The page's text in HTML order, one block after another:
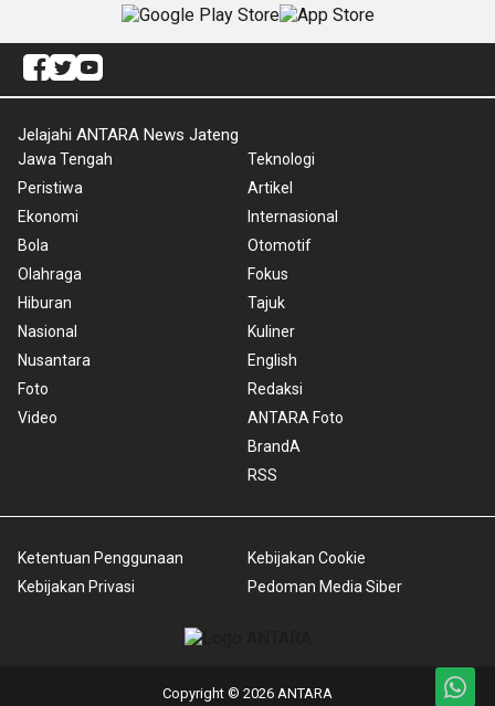
Jelajahi ANTARA News Jateng
Jawa Tengah
Peristiwa
Ekonomi
Bola
Olahraga
Hiburan
Nasional
Nusantara
Foto
Video
Teknologi
Artikel
Internasional
Otomotif
Fokus
Tajuk
Kuliner
English
Redaksi
ANTARA Foto
BrandA
RSS
Ketentuan Penggunaan
Kebijakan Privasi
Kebijakan Cookie
Pedoman Media Siber
Copyright © 2026 ANTARA